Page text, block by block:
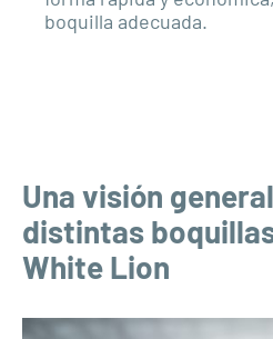
boquilla adecuada.
Una visión
distintas
White Lion